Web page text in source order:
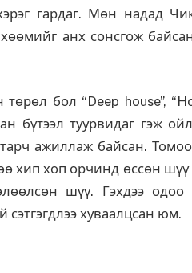
гардаг. Мөн надад
анх сонсгож
бол “Deep house”,
бүтээл туурвидаг гэж
ажиллаж байсан.
хип хоп орчинд өссөн шүү
шүү. Гэхдээ одоо
хуваалцсан юм.